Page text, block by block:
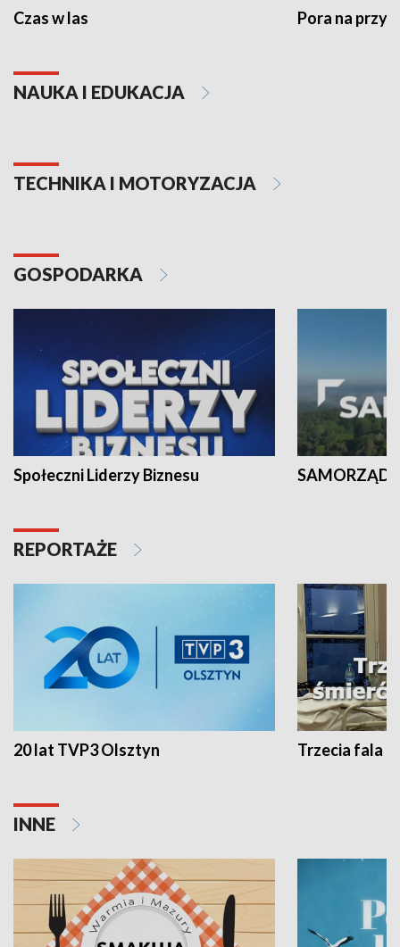
Czas w las Pora na
NAUKA I EDUKACJA
TECHNIKA I MOTORYZACJA
GOSPODARKA
Społeczni Liderzy Biznesu SAMORZĄD
REPORTAŻE
20 lat TVP3 Olsztyn Trzecia fala -
INNE